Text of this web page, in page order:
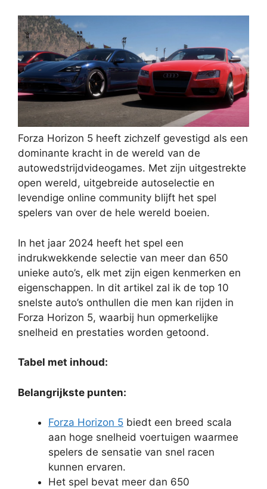
Forza Horizon 5 heeft zichzelf gevestigd als een
dominante kracht in de wereld van de
autowedstrijdvideogames. Met zijn uitgestrekte
open wereld, uitgebreide autoselectie en
levendige online community blijft het spel
spelers van over de hele wereld boeien.
In het jaar 2024 heeft het spel een
indrukwekkende selectie van meer dan 650
unieke auto’s, elk met zijn eigen kenmerken en
eigenschappen. In dit artikel zal ik de top 10
snelste auto’s onthullen die men kan rijden in
Forza Horizon 5, waarbij hun opmerkelijke
snelheid en prestaties worden getoond.
Tabel met inhoud:
Belangrijkste punten:
Forza Horizon 5 biedt een breed scala
aan hoge snelheid voertuigen waarmee
spelers de sensatie van snel racen
kunnen ervaren.
Het spel bevat meer dan 650